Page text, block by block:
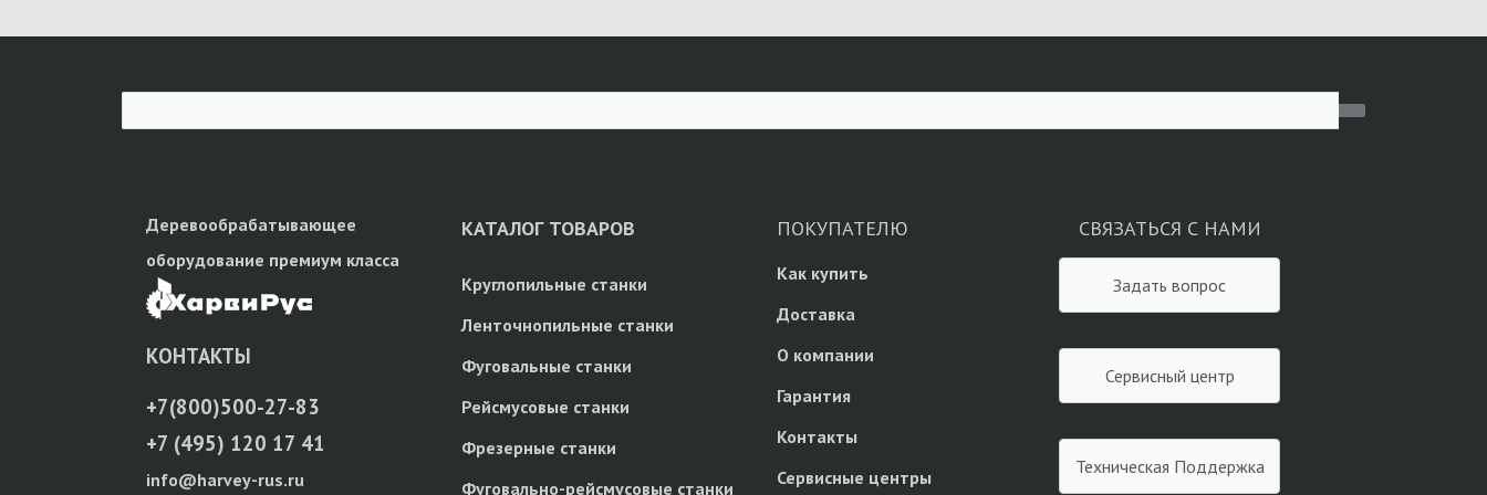
ПОКУПАТЕЛЮ
Как купить
Доставка
О компании
Гарантия
Контакты
Сервисные центры
КАТАЛОГ ТОВАРОВ
Круглопильные станки
Ленточнопильные станки
Фуговальные станки
Рейсмусовые станки
Фрезерные станки
Фуговально-рейсмусовые станки
СВЯЗАТЬСЯ С НАМИ
Задать вопрос
Сервисный центр
Техническая Поддержка
Деревообрабатывающее
оборудование премиум класса
КОНТАКТЫ
+7(800)500-27-83
+7 (495) 120 17 41
info@harvey-rus.ru